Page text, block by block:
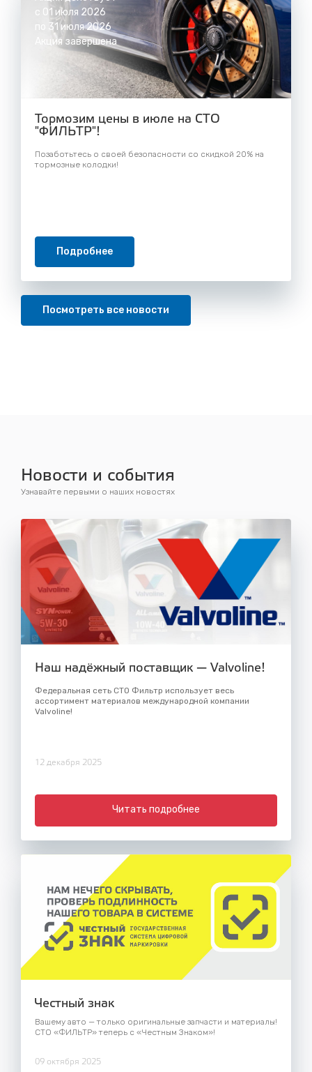
с 01 июля 2026
по 31 июля 2026
Акция завершена
Тормозим цены в июле на СТО
"ФИЛЬТР"!
Позаботьтесь о своей безопасности со скидкой 20% на
тормозные колодки!
Подробнее
Посмотреть все новости
Новости и события
Узнавайте первыми о наших новостях
Наш надёжный поставщик — Valvoline!
Федеральная сеть СТО Фильтр использует весь
ассортимент материалов международной компании
Valvoline!
12 декабря 2025
Читать подробнее
Честный знак
Вашему авто — только оригинальные запчасти и материалы!
СТО «ФИЛЬТР» теперь с «Честным Знаком»!
09 октября 2025